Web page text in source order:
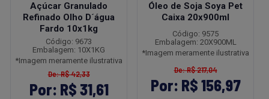
Açúcar Granulado
Refinado Olho D´água
Fardo 10x1kg
Código: 9673
Embalagem: 10X1KG
*Imagem meramente ilustrativa
De: R$ 42,33
Por: R$ 31,61
Óleo de Soja Soya Pet
Caixa 20x900ml
Código: 9575
Embalagem: 20X900ML
*Imagem meramente ilustrativa
De: R$ 217,04
Por: R$ 156,97